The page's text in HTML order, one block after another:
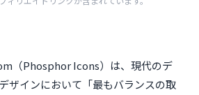
（Phosphor Icons）は、現代のデ
ザインにおいて「最もバランスの取